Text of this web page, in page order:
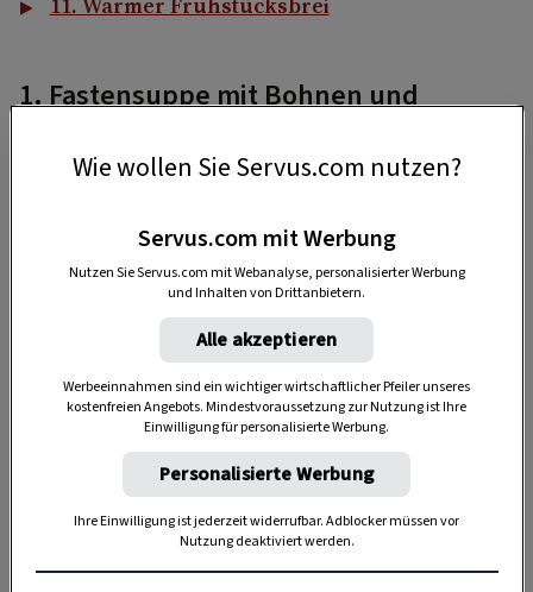
1. Fastensuppe mit Bohnen und
Die Bohnen machen dieFastensuppeherrlich
erfrischend grünes Aussehen.
Wie wollen Sie Servus.com nutzen?
Servus.com mit Werbung
Nutzen Sie Servus.com mit Webanalyse, personalisierter Werbung
und Inhalten von Drittanbietern.
Alle akzeptieren
Werbeeinnahmen sind ein wichtiger wirtschaftlicher Pfeiler unseres
kostenfreien Angebots. Mindestvoraussetzung zur Nutzung ist Ihre
Einwilligung für personalisierte Werbung.
Personalisierte Werbung
Ihre Einwilligung ist jederzeit widerrufbar. Adblocker müssen vor
Nutzung deaktiviert werden.